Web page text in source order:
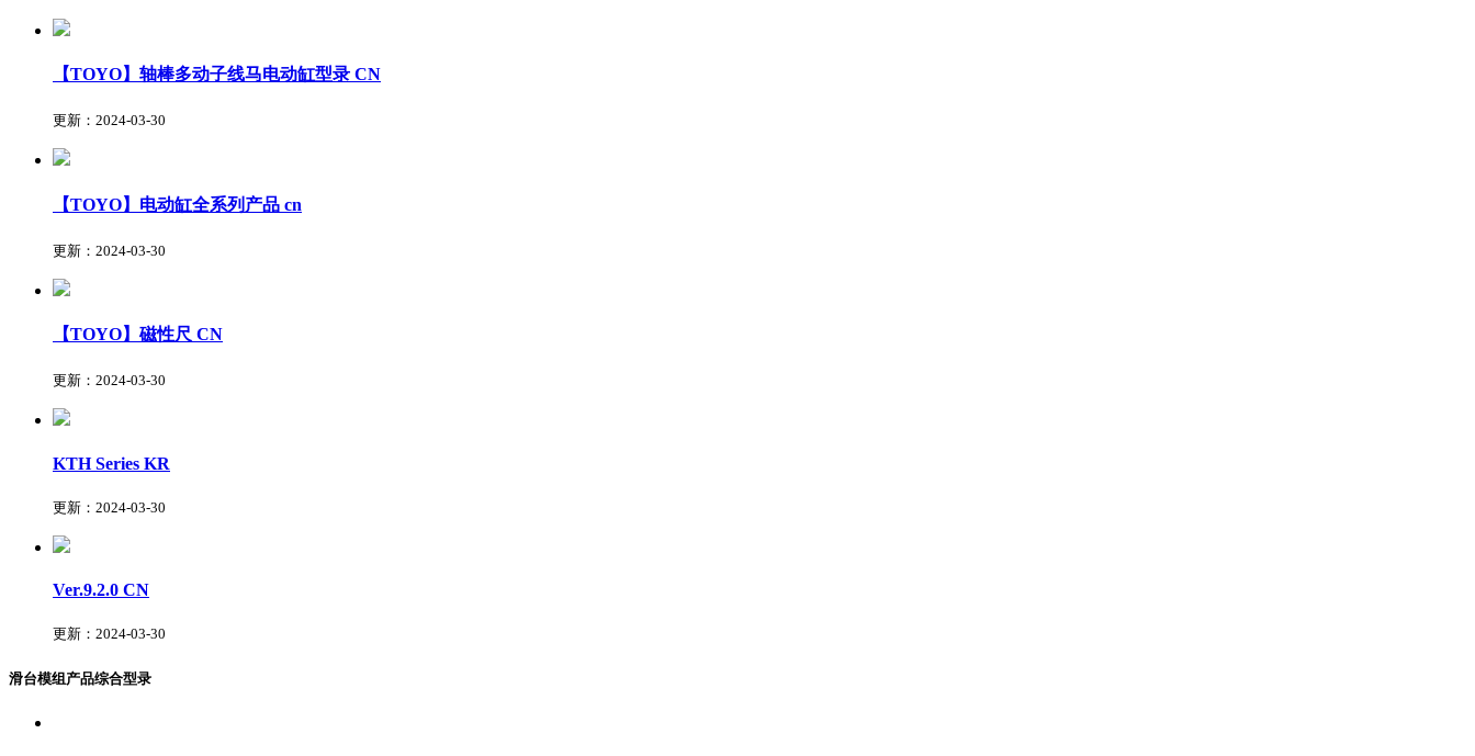
【TOYO】轴棒多动子线马电动缸型录 CN
更新：2024-03-30
【TOYO】电动缸全系列产品 cn
更新：2024-03-30
【TOYO】磁性尺 CN
更新：2024-03-30
KTH Series KR
更新：2024-03-30
Ver.9.2.0 CN
更新：2024-03-30
滑台模组产品综合型录